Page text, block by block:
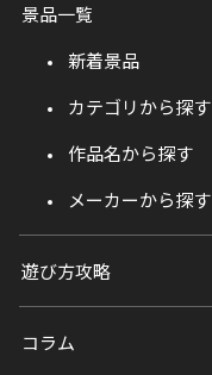
景品一覧
新着景品
カテゴリから探す
作品名から探す
メーカーから探す
遊び方攻略
コラム